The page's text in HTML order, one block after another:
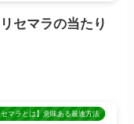
セマラの当たり
マラとは】意味ある最速方法